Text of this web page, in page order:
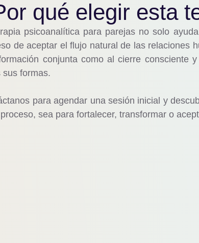
qué elegir esta
psicoanalítica para parejas no solo
de aceptar el flujo natural de las relaciones
conjunta como al cierre consciente
sus formas.
para agendar una sesión inicial y
sea para fortalecer, transformar o